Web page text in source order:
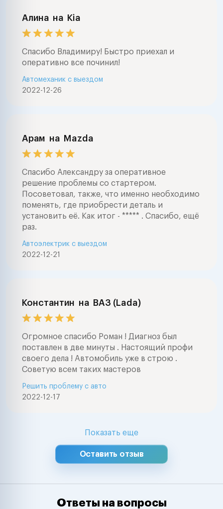
Алина на Kia
Спасибо Владимиру! Быстро приехал и
оперативно все починил!
2022-12-26
Автомеханик с выездом
Арам на Mazda
Спасибо Александру за оперативное
решение проблемы со стартером.
Посоветовал, также, что именно необходимо
поменять, где приобрести деталь и
установить её. Как итог - ***** . Спасибо, ещё
раз.
2022-12-21
Автоэлектрик с выездом
Константин на ВАЗ (Lada)
Огромное спасибо Роман ! Диагноз был
поставлен в две минуты . Настоящий профи
своего дела ! Автомобиль уже в строю .
Советую всем таких мастеров
2022-12-17
Решить проблему с авто
Показать еще
Оставить отзыв
Ответы на вопросы